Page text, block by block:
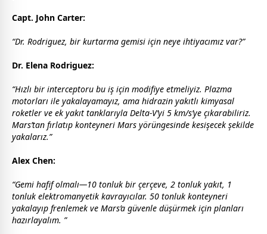
Capt. John Carter:
“Dr. Rodriguez, bir kurtarma gemisi için neye ihtiyacımız var?”
Dr. Elena Rodriguez:
“Hızlı bir interceptoru bu iş için modifiye etmeliyiz. Plazma
motorları ile yakalayamayız, ama hidrazin yakıtlı kimyasal
roketler ve ek yakıt tanklarıyla Delta-V’yi 5 km/s’ye çıkarabiliriz.
Mars’tan fırlatıp konteyneri Mars yörüngesinde kesişecek şekilde
yakalarız.”
Alex Chen:
“Gemi hafif olmalı—10 tonluk bir çerçeve, 2 tonluk yakıt, 1
tonluk elektromanyetik kavrayıcılar. 50 tonluk konteyneri
yakalayıp frenlemek ve Mars’a güvenle düşürmek için planları
hazırlayalım. ”